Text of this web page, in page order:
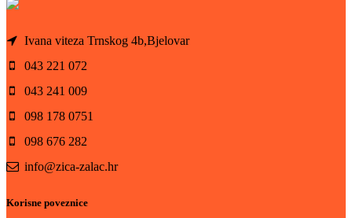
Ivana viteza Trnskog 4b,Bjelovar
043 221 072
043 241 009
098 178 0751
098 676 282
info@zica-zalac.hr
Korisne poveznice